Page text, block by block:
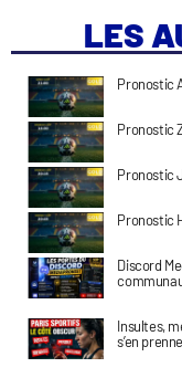
LES
Pronostic
Pronostic
Pronostic
Pronostic
Discord
Insultes,
s’en